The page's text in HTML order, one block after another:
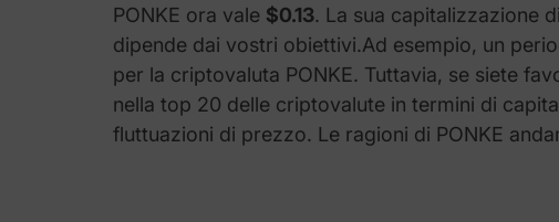
PONKE ora vale $0.13. La sua capitalizzazione
dipende dai vostri obiettivi.Ad esempio, un
per la criptovaluta PONKE. Tuttavia, se siete
nella top 20 delle criptovalute in termini di
fluttuazioni di prezzo. Le ragioni di PONKE